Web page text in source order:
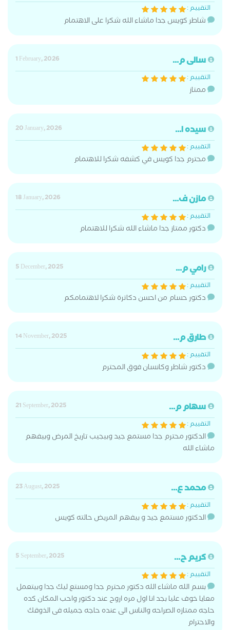
التقييم :
شاطر كويس جدا ماشاء الله شكرا على الاهتمام
سالى م...
1 February, 2026
التقييم :
ممتاز
سيده ا...
20 January, 2026
التقييم :
محترم جدا كويس في كشفه شكرا للاهتمام
مازن ف...
18 January, 2026
التقييم :
دكتور ممتاز جدا ماشاء الله شكرا للاهتمام
رامي م...
5 December, 2025
التقييم :
دكتور حسام من احسن دكاترة شكرا لاهتمامكم
طارق م...
14 November, 2025
التقييم :
دكتور شاطر وكانسان فوق المحترم
سهام م...
21 September, 2025
التقييم :
الدكتور محترم جدا مستمع جيد وبيجيب تاريخ المرض وبيفهم
ماشاء الله
محمد ع...
23 August, 2025
التقييم :
الدكتور مستمع جيد و بيفهم المريض حالته كويس
كريم ح...
5 September, 2025
التقييم :
بسم الله ماشاء الله دكتور محترم جدا ومستع ليك جدا وبيتعمل
معايا خوف عليا بجد انا اول مره اروح عند دكتور واحب المكان كده
حاجه ممتازه الصراحه والناس الى عنده حاجه جميله فى الذوقك
والاحترام